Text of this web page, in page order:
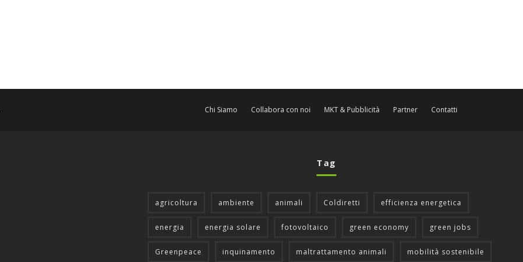
Chi Siamo Collabora con noi MKT & Pubblicità Partner Contatti
Tag
agricoltura ambiente animali Coldiretti efficienza energetica
energia energia solare fotovoltaico green economy green jobs
Greenpeace inquinamento maltrattamento animali mobilità sostenibile